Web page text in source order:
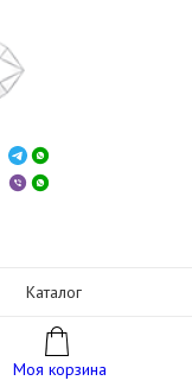
Каталог
Моя корзина